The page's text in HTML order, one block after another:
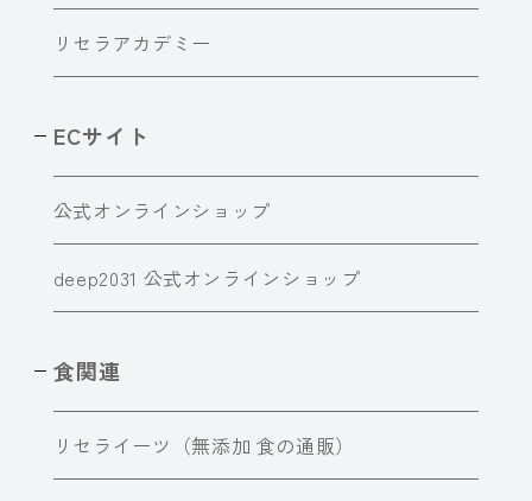
リセラアカデミー
ECサイト
公式オンラインショップ
deep2031 公式オンラインショップ
食関連
リセライーツ（無添加 食の通販）